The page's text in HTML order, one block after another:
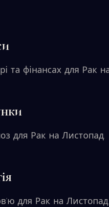
та фінансах для Рак
для Рак на Листопад.
для Рак на Листопад.